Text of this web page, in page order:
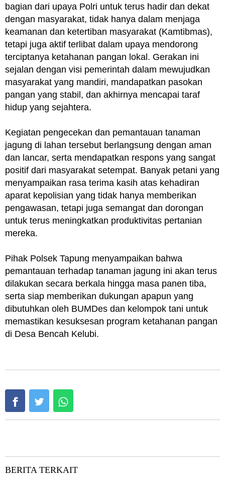
bagian dari upaya Polri untuk terus hadir dan dekat
dengan masyarakat, tidak hanya dalam menjaga
keamanan dan ketertiban masyarakat (Kamtibmas),
tetapi juga aktif terlibat dalam upaya mendorong
terciptanya ketahanan pangan lokal. Gerakan ini
sejalan dengan visi pemerintah dalam mewujudkan
masyarakat yang mandiri, mandapatkan pasokan
pangan yang stabil, dan akhirnya mencapai taraf
hidup yang sejahtera.
Kegiatan pengecekan dan pemantauan tanaman
jagung di lahan tersebut berlangsung dengan aman
dan lancar, serta mendapatkan respons yang sangat
positif dari masyarakat setempat. Banyak petani yang
menyampaikan rasa terima kasih atas kehadiran
aparat kepolisian yang tidak hanya memberikan
pengawasan, tetapi juga semangat dan dorongan
untuk terus meningkatkan produktivitas pertanian
mereka.
Pihak Polsek Tapung menyampaikan bahwa
pemantauan terhadap tanaman jagung ini akan terus
dilakukan secara berkala hingga masa panen tiba,
serta siap memberikan dukungan apapun yang
dibutuhkan oleh BUMDes dan kelompok tani untuk
memastikan kesuksesan program ketahanan pangan
di Desa Bencah Kelubi.
BERITA TERKAIT